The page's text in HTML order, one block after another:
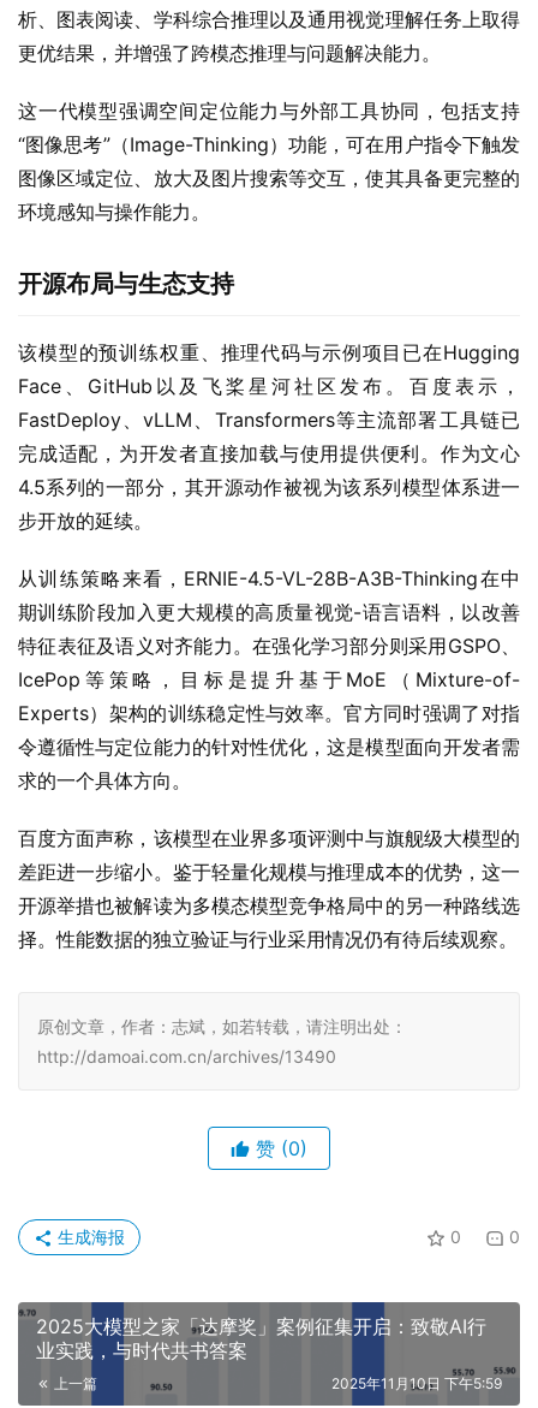
析、图表阅读、学科综合推理以及通用视觉理解任务上取得
更优结果，并增强了跨模态推理与问题解决能力。
这一代模型强调空间定位能力与外部工具协同，包括支持
“图像思考”（Image-Thinking）功能，可在用户指令下触发
图像区域定位、放大及图片搜索等交互，使其具备更完整的
环境感知与操作能力。
开源布局与生态支持
该模型的预训练权重、推理代码与示例项目已在Hugging
Face、GitHub以及飞桨星河社区发布。百度表示，
FastDeploy、vLLM、Transformers等主流部署工具链已
完成适配，为开发者直接加载与使用提供便利。作为文心
4.5系列的一部分，其开源动作被视为该系列模型体系进一
步开放的延续。
从训练策略来看，ERNIE-4.5-VL-28B-A3B-Thinking在中
期训练阶段加入更大规模的高质量视觉-语言语料，以改善
特征表征及语义对齐能力。在强化学习部分则采用GSPO、
IcePop等策略，目标是提升基于MoE（Mixture-of-
Experts）架构的训练稳定性与效率。官方同时强调了对指
令遵循性与定位能力的针对性优化，这是模型面向开发者需
求的一个具体方向。
百度方面声称，该模型在业界多项评测中与旗舰级大模型的
差距进一步缩小。鉴于轻量化规模与推理成本的优势，这一
开源举措也被解读为多模态模型竞争格局中的另一种路线选
择。性能数据的独立验证与行业采用情况仍有待后续观察。
原创文章，作者：志斌，如若转载，请注明出处：
http://damoai.com.cn/archives/13490
赞 (0)
0 0
生成海报
2025大模型之家「达摩奖」案例征集开启：致敬AI行
业实践，与时代共书答案
上一篇 2025年11月10日 下午5:59